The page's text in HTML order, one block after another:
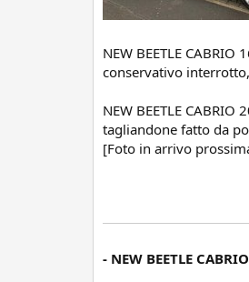
NEW BEETLE
conservativo
NEW BEETLE
tagliandone fatto da
[Foto in arrivo
- NEW BEETLE